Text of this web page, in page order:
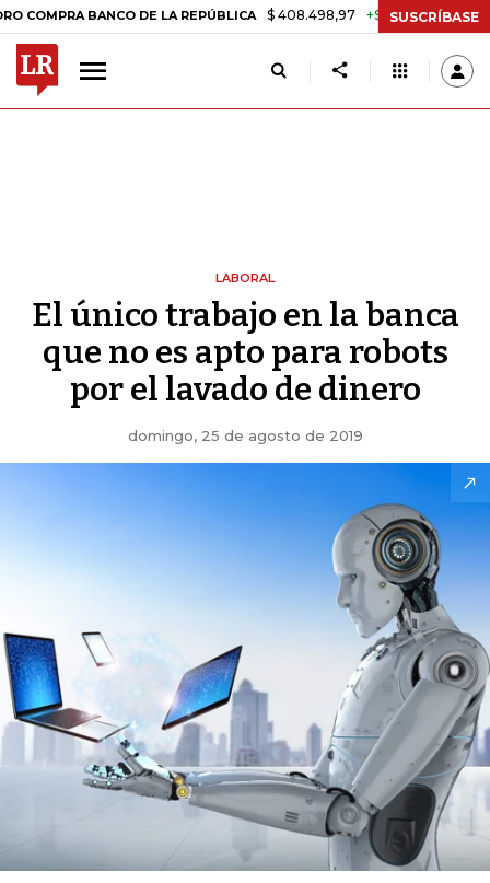
BANCO DE LA REPÚBLICA $ 408.498,97 +$ 8.753,81 +2,19%
SUSCRÍBASE
LABORAL
El único trabajo en la banca
que no es apto para robots
por el lavado de dinero
domingo, 25 de agosto de 2019